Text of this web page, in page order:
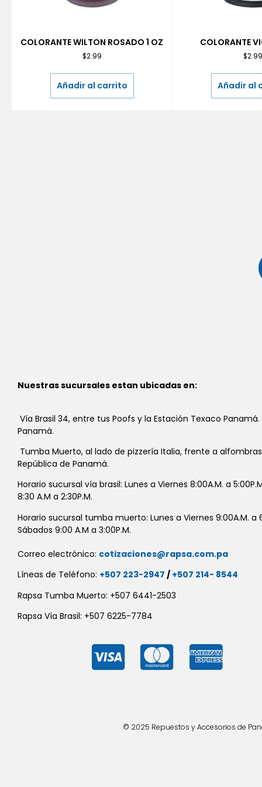
COLORANTE WILTON ROSADO 1 OZ
$2.99
Añadir al carrito
COLORANTE
$2.99
Añadir al
Nuestras sucursales estan ubicadas en:
Vía Brasil 34, entre tus Poofs y la Estación Texaco
Panamá.
Tumba Muerto, al lado de pizzería Italia, frente a
República de Panamá.
Horario sucursal vía brasil: Lunes a Viernes 8:00A.M. a
8:30 A.M a 2:30P.M.
Horario sucursal tumba muerto: Lunes a Viernes 9:00A.M. a
Sábados 9:00 A.M a 3:00P.M.
Correo electrónico: cotizaciones@rapsa.com.pa
Líneas de Teléfono: +507 223-2947 / +507 214- 8544
Rapsa Tumba Muerto: +507 6441-2503
Rapsa Vía Brasil: +507 6225-7784
© 2025 Repuestos y Accesorios de